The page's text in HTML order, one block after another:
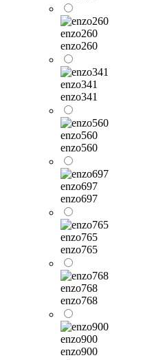
enzo260
enzo260
enzo341
enzo341
enzo560
enzo560
enzo697
enzo697
enzo765
enzo765
enzo768
enzo768
enzo900
enzo900